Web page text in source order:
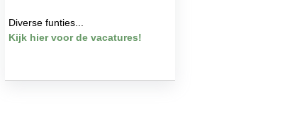
Diverse funties...
Kijk hier voor de vacatures!